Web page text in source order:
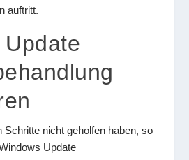
auftritt.
Schritte nicht geholfen haben, so
Update